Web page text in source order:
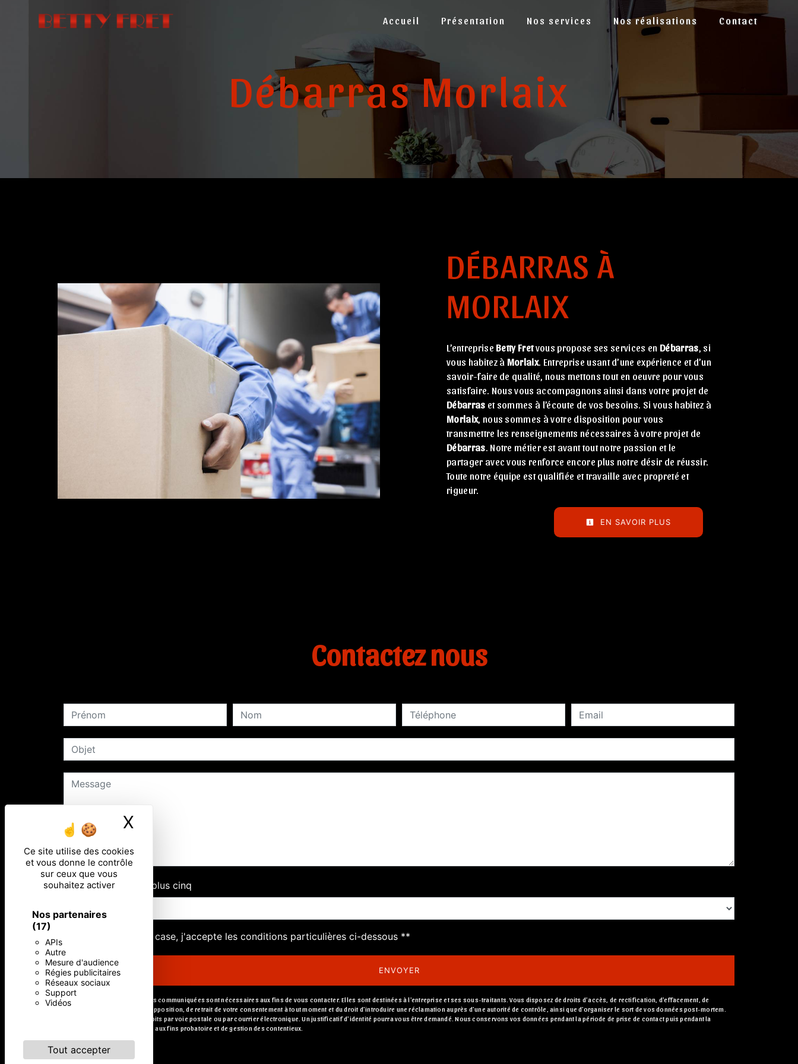
Ce site utilise des cookies
et vous donne le contrôle
sur ceux que vous
souhaitez activer
Nos partenaires
(17)
APIs
Autre
Mesure d'audience
Régies publicitaires
Réseaux sociaux
Support
Vidéos
Tout accepter
X
Accueil Présentation Nos services Nos réalisations Contact
Débarras Morlaix
DÉBARRAS À
MORLAIX
L’entreprise Betty Fretvous propose ses services en Débarras, si
vous habitez à Morlaix. Entreprise usant d’une expérience et d’un
savoir-faire de qualité, nous mettons tout en oeuvre pour vous
satisfaire. Nous vous accompagnons ainsi dans votre projet de
Débarras et sommes à l’écoute de vos besoins. Si vous habitez à
Morlaix, nous sommes à votre disposition pour vous
transmettre les renseignements nécessaires à votre projet de
Débarras. Notre métier est avant tout notre passion et le
partager avec vous renforce encore plus notre désir de réussir.
Toute notre équipe est qualifiée et travaille avec propreté et
rigueur.
EN SAVOIR PLUS
Contactez nous
Combien font trois plus cinq
En cochant cette case, j'accepte les conditions particulières ci-dessous **
ENVOYER
** Les données personnelles communiquées sont nécessaires aux fins de vous contacter. Elles sont destinées à l'entreprise et ses sous-traitants. Vous disposez de droits d’accès, de rectification, d’effacement, de
portabilité, de limitation, d’opposition, de retrait de votre consentement à tout moment et du droit d’introduire une réclamation auprès d’une autorité de contrôle, ainsi que d’organiser le sort de vos données post-mortem.
Vous pouvez exercer ces droits par voie postale ou par courrier électronique. Un justificatif d'identité pourra vous être demandé. Nous conservons vos données pendant la période de prise de contact puis pendant la
durée de prescription légale aux fins probatoire et de gestion des contentieux.